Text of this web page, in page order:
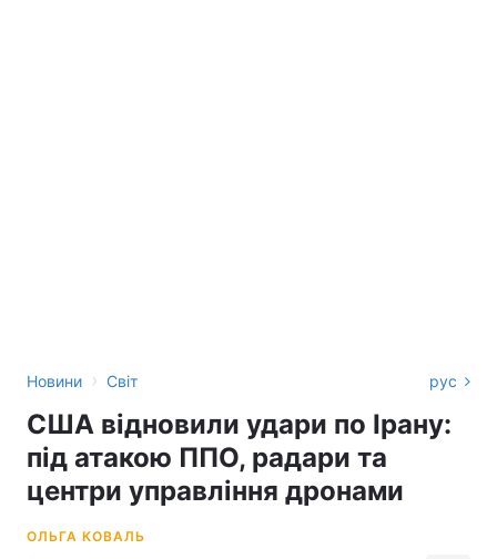
Новини › Світ рус
США відновили удари по Ірану:
під атакою ППО, радари та
центри управління дронами
ОЛЬГА КОВАЛЬ